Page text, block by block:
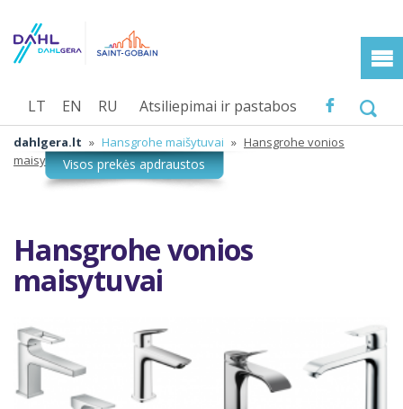
Atsiliepimai ir pastabos
LT EN RU
dahlgera.lt » Hansgrohe maišytuvai » Hansgrohe vonios
maisytuvai
Hansgrohe vonios
maisytuvai